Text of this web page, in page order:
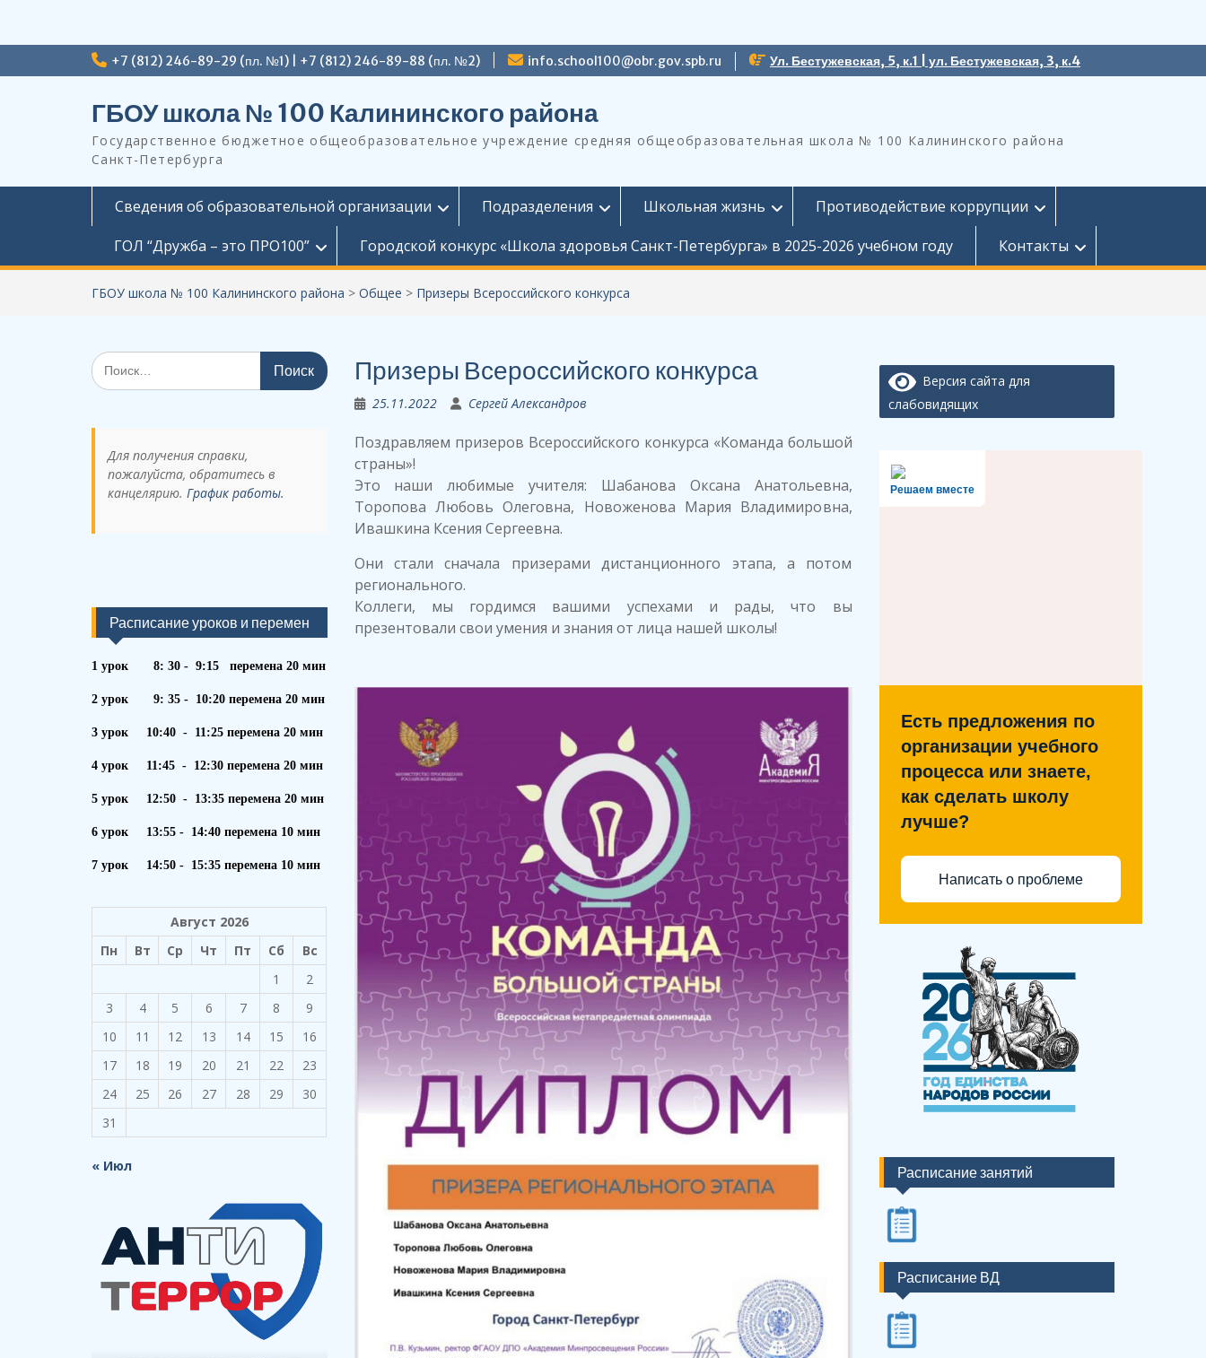
к
+7 (812) 246-89-29 (пл. №1) | +7 (812) 246-89-88 (пл. №2) info.school100@obr.gov.spb.ru Ул. Бестужевская, 5, к.1 | ул. Бестужевская, 3, к.4
ГБОУ школа № 100 Калининского района
Государственное бюджетное общеобразовательное учреждение средняя общеобразовательная школа № 100 Калининского района
Санкт-Петербурга
Сведения об образовательной организации Подразделения Школьная жизнь
Противодействие коррупции
ГОЛ “Дружба – это ПРО100”
Городской конкурс «Школа здоровья Санкт-Петербурга» в 2025-2026 учебном году Контакты
ГБОУ школа № 100 Калининского района > Общее > Призеры Всероссийского конкурса
Призеры Всероссийского конкурса
25.11.2022 Сергей Александров
Поздравляем призеров Всероссийского конкурса «Команда большой
страны»!
Это наши любимые учителя: Шабанова Оксана Анатольевна,
Торопова Любовь Олеговна, Новоженова Мария Владимировна,
Ивашкина Ксения Сергеевна.
Они стали сначала призерами дистанционного этапа, а потом
регионального.
Коллеги, мы гордимся вашими успехами и рады, что вы
презентовали свои умения и знания от лица нашей школы!
Версия сайта для
слабовидящих
Решаем вместе
Есть предложения по
организации учебного
процесса или знаете,
как сделать школу
лучше?
Написать о проблеме
Расписание занятий
Расписание ВД
Поиск
по:
Для получения справки,
пожалуйста, обратитесь в
канцелярию. График работы.
Расписание уроков и перемен
1 урок 8: 30 - 9:15 перемена 20 мин
2 урок 9: 35 - 10:20 перемена 20 мин
3 урок 10:40 - 11:25 перемена 20 мин
4 урок 11:45 - 12:30 перемена 20 мин
5 урок 12:50 - 13:35 перемена 20 мин
6 урок 13:55 - 14:40 перемена 10 мин
7 урок 14:50 - 15:35 перемена 10 мин
Август 2026
Пн
Вт Ср Чт Пт Сб
Вс
1
2
3
4 5 6 7 8
9
10
11 12 13 14 15
16
17
18 19 20 21 22
23
24
25 26 27 28 29
30
31
« Июл